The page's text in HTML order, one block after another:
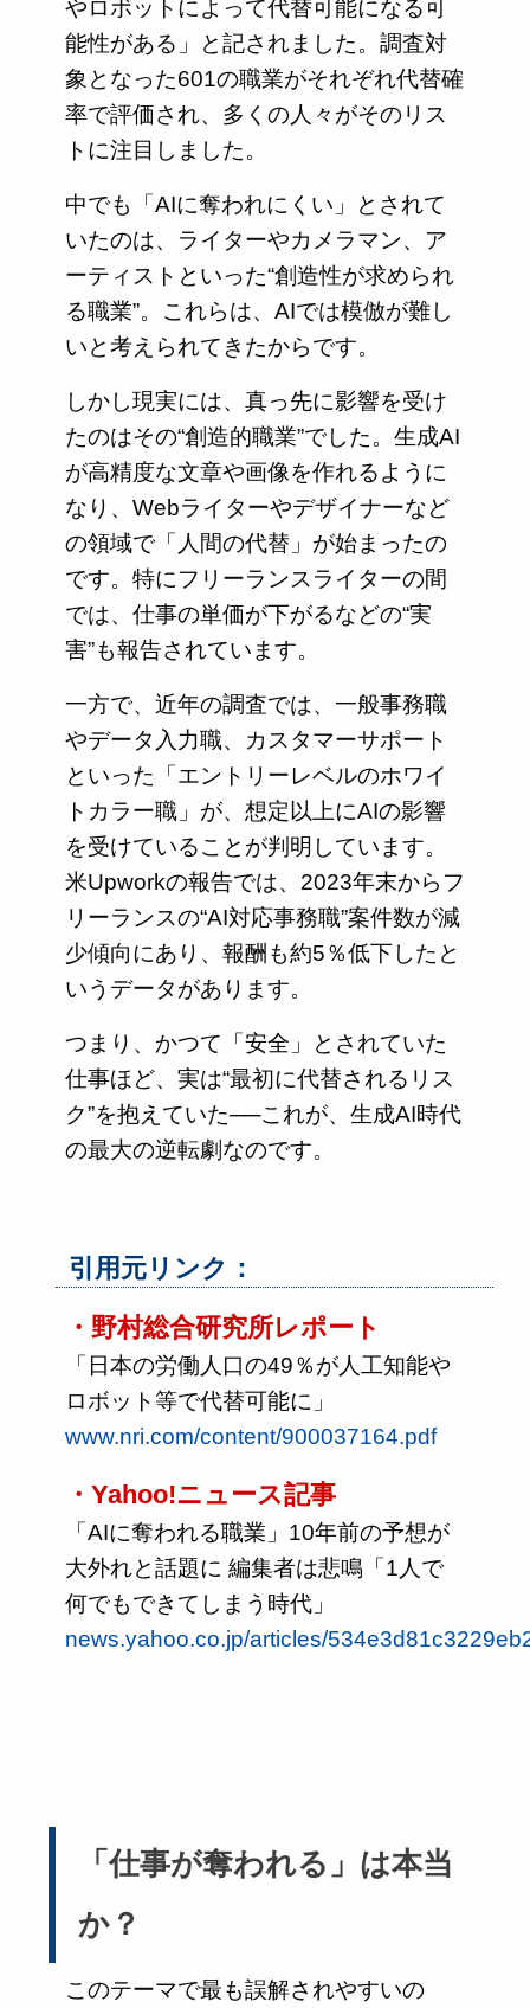
やロボットによって代替可能になる可
能性がある」と記されました。調査対
象となった601の職業がそれぞれ代替確
率で評価され、多くの人々がそのリス
トに注目しました。
中でも「AIに奪われにくい」とされて
いたのは、ライターやカメラマン、ア
ーティストといった“創造性が求められ
る職業”。これらは、AIでは模倣が難し
いと考えられてきたからです。
しかし現実には、真っ先に影響を受け
たのはその“創造的職業”でした。生成AI
が高精度な文章や画像を作れるように
なり、Webライターやデザイナーなど
の領域で「人間の代替」が始まったの
です。特にフリーランスライターの間
では、仕事の単価が下がるなどの“実
害”も報告されています。
一方で、近年の調査では、一般事務職
やデータ入力職、カスタマーサポート
といった「エントリーレベルのホワイ
トカラー職」が、想定以上にAIの影響
を受けていることが判明しています。
米Upworkの報告では、2023年末からフ
リーランスの“AI対応事務職”案件数が減
少傾向にあり、報酬も約5％低下したと
いうデータがあります。
つまり、かつて「安全」とされていた
仕事ほど、実は“最初に代替されるリス
ク”を抱えていた──これが、生成AI時代
の最大の逆転劇なのです。
引用元リンク：
・野村総合研究所レポート
「日本の労働人口の49％が人工知能や
ロボット等で代替可能に」
www.nri.com/content/900037164.pdf
・Yahoo!ニュース記事
「AIに奪われる職業」10年前の予想が
大外れと話題に 編集者は悲鳴「1人で
何でもできてしまう時代」
news.yahoo.co.jp/articles/
「仕事が奪われる」は本当
か？
このテーマで最も誤解されやすいの